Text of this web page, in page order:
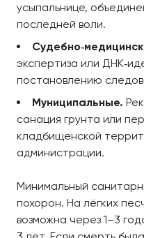
усыпальнице,
последней воли.
экспертиза или
постановлению
Муниципальные.
санация грунта или
кладбищенской
администрации.
Минимальный
похорон. На лёгких
возможна через 1–3